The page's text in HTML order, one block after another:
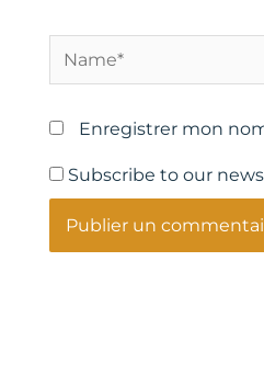
Enregistrer mon
Subscribe to our